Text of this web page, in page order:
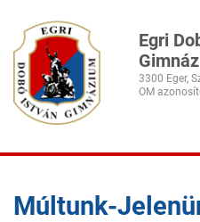
Egri
3300 Eger,
Múltunk-